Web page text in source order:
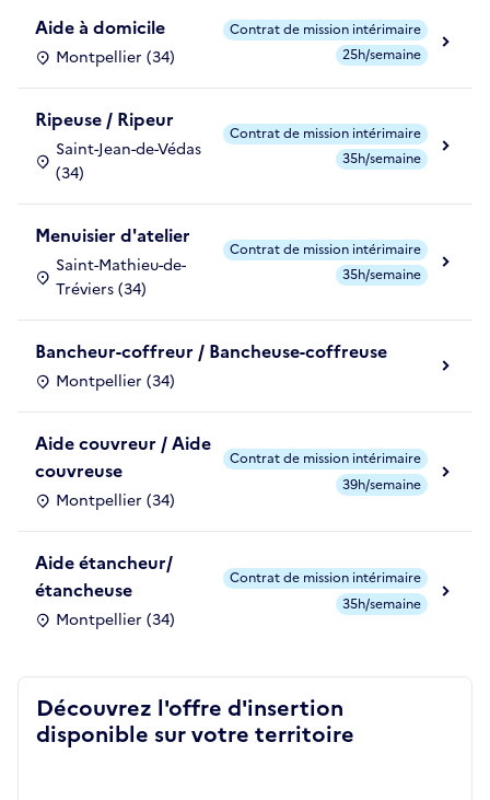
Aide à domicile
Montpellier (34)
Contrat de mission intérimaire
25h/semaine
Ripeuse / Ripeur
Saint-Jean-de-Védas
(34)
Contrat de mission intérimaire
35h/semaine
Menuisier d'atelier
Saint-Mathieu-de-
Tréviers (34)
Contrat de mission intérimaire
35h/semaine
Bancheur-coffreur / Bancheuse-coffreuse
Montpellier (34)
Aide couvreur / Aide
couvreuse
Montpellier (34)
Contrat de mission intérimaire
39h/semaine
Aide étancheur/
étancheuse
Montpellier (34)
Contrat de mission intérimaire
35h/semaine
Découvrez l'offre d'insertion
disponible sur votre territoire